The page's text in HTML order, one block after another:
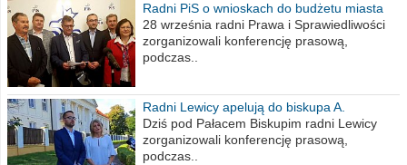
Radni PiS o wnioskach do budżetu miasta
na 2021 rok
28 września radni Prawa i Sprawiedliwości
zorganizowali konferencję prasową,
podczas..
Radni Lewicy apelują do biskupa A.
Wiesława Meringa
Dziś pod Pałacem Biskupim radni Lewicy
zorganizowali konferencję prasową,
podczas..